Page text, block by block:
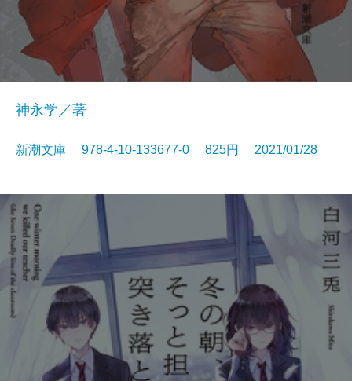
神永学／著
新潮文庫 978-4-10-133677-0 825円 2021/01/28